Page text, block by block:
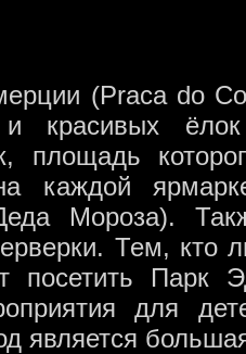
(Praca do
красивых
площадь
каждой
Деда Мороза).
Тем, кто
посетить Парк
для
является